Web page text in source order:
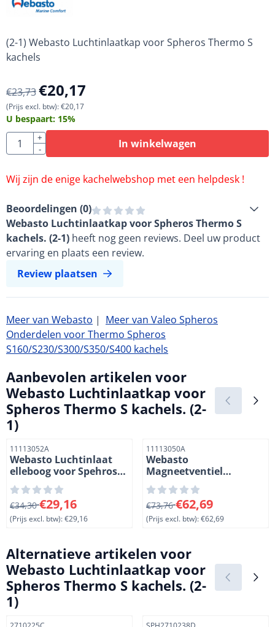
(2-1) Webasto Luchtinlaatkap voor Spheros Thermo S
kachels
€23,73€20,17
(Prijs excl. btw):€20,17
U bespaart: 15%
Aantal
+
-
In winkelwagen
Wij zijn de enige kachelwebshop met een helpdesk !
Beoordelingen (0)
Webasto Luchtinlaatkap voor Spheros Thermo S
kachels. (2-1) heeft nog geen reviews. Deel uw product
ervaring en plaats een review.
Review plaatsen
Meer van Webasto | Meer van Valeo Spheros
Onderdelen voor Thermo Spheros
S160/S230/S300/S350/S400 kachels
Aanbevolen artikelen voor
Webasto Luchtinlaatkap voor
Spheros Thermo S kachels. (2-
1)
Artikelnummer
11113052A
Webasto Luchtinlaat
elleboog voor Spehros
Thermo S kachels. (1-3)
Van 34,30 voor 29,16, exclusief btw: 29,16
€34,30€29,16
(Prijs excl. btw):€29,16
Artikelnummer
11113050A
Webasto
Magneetventiel
(solonoid) voor Spheros
Thermo S kachels. (3-3)
Van 73,76 voor 62,69,
€73,76€62,69
(Prijs excl. btw):€62,69
Alternatieve artikelen voor
Webasto Luchtinlaatkap voor
Spheros Thermo S kachels. (2-
1)